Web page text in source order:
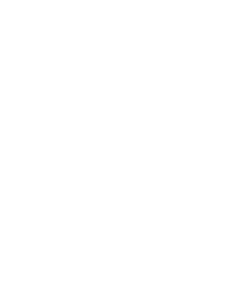
– ohne aufzutragen
IP68-Zertifizierung, die
schützt – ideal für
und den täglichen
reduziert
Reinigung, während die
Bedienung vollständig
komfortabel laden,
Dank Snap-On-
einfach wie die